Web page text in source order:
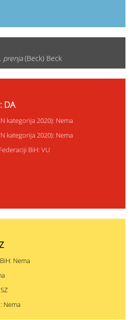
prenja(Beck) Beck
DA
kategorija 2020): Nema
kategorija 2020): Nema
BiH: VU
Nema
Nema